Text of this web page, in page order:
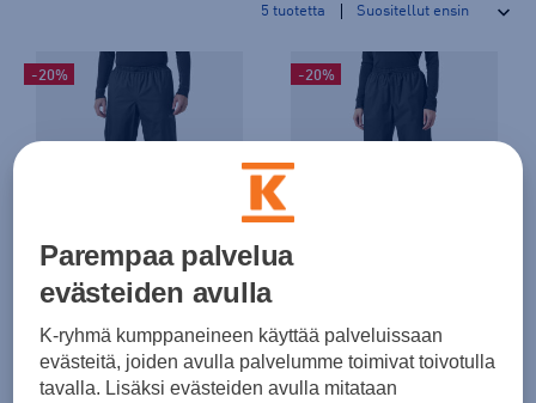
5 tuotetta
-20%
Helly Hansen
Rain Pant M - kuorihousut
79,99 €
Norm. hinta:100€
-20%
HINTA VERKOSSA
Helly Hansen
79,99 €
Norm. hinta:100€
Parempaa palvelua
evästeiden avulla
K-ryhmä kumppaneineen käyttää palveluissaan
evästeitä, joiden avulla palvelumme toimivat toivotulla
tavalla. Lisäksi evästeiden avulla mitataan